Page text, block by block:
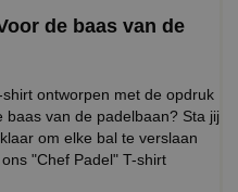
de baas van de
ontworpen met de opdruk
van de padelbaan? Sta jij
om elke bal te verslaan
"Chef Padel" T-shirt